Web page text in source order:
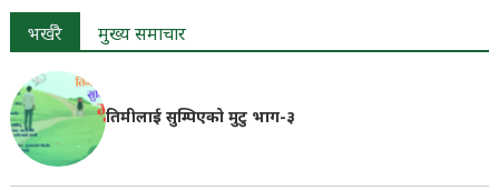
भर्खरै मुख्य समाचार
तिमीलाई सुम्पिएको मुटु भाग-३